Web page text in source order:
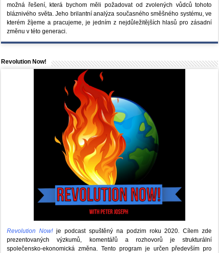
možná řešení, která bychom měli požadovat od zvolených vůdců tohoto
bláznivého světa. Jeho brilantní analýza současného směšného systému, ve
kterém žíjeme a pracujeme, je jedním z nejdůležitějších hlasů pro zásadní
změnu v této generaci.
Revolution Now!
Revolution Now! je podcast spuštěný na podzim roku 2020.Cílem zde
prezentovaných výzkumů, komentářů a rozhovorů je strukturální
společensko-ekonomická změna. Tento program je určen především pro